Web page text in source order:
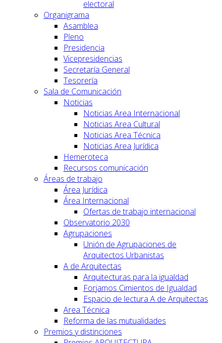
electoral
Organigrama
Asamblea
Pleno
Presidencia
Vicepresidencias
Secretaría General
Tesorería
Sala de Comunicación
Noticias
Noticias Area Internacional
Noticias Area Cultural
Noticias Area Técnica
Noticias Area Jurídica
Hemeroteca
Recursos comunicación
Áreas de trabajo
Área Jurídica
Área Internacional
Ofertas de trabajo internacional
Observatorio 2030
Agrupaciones
Unión de Agrupaciones de
Arquitectos Urbanistas
A de Arquitectas
Arquitecturas para la igualdad
Forjamos Cimientos de Igualdad
Espacio de lectura A de Arquitectas
Area Técnica
Reforma de las mutualidades
Premios y distinciones